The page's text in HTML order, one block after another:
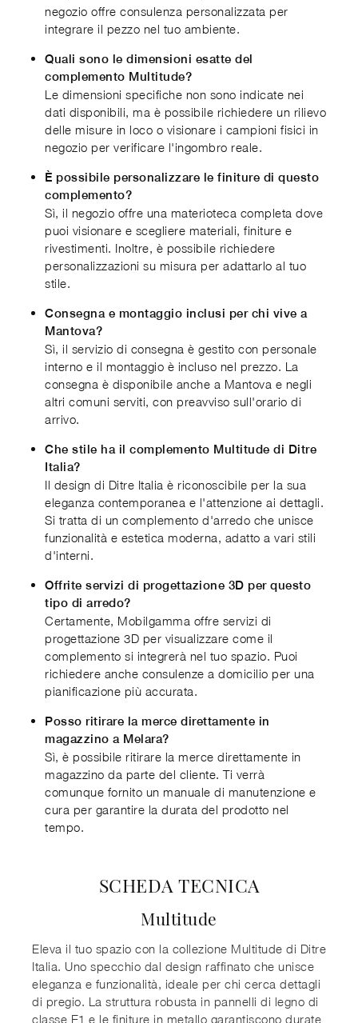
negozio offre consulenza personalizzata per
integrare il pezzo nel tuo ambiente.
Quali sono le dimensioni esatte del
complemento Multitude?
Le dimensioni specifiche non sono indicate nei
dati disponibili, ma è possibile richiedere un rilievo
delle misure in loco o visionare i campioni fisici in
negozio per verificare l'ingombro reale.
È possibile personalizzare le finiture di questo
complemento?
Sì, il negozio offre una materioteca completa dove
puoi visionare e scegliere materiali, finiture e
rivestimenti. Inoltre, è possibile richiedere
personalizzazioni su misura per adattarlo al tuo
stile.
Consegna e montaggio inclusi per chi vive a
Mantova?
Sì, il servizio di consegna è gestito con personale
interno e il montaggio è incluso nel prezzo. La
consegna è disponibile anche a Mantova e negli
altri comuni serviti, con preavviso sull'orario di
arrivo.
Che stile ha il complemento Multitude di Ditre
Italia?
Il design di Ditre Italia è riconoscibile per la sua
eleganza contemporanea e l'attenzione ai dettagli.
Si tratta di un complemento d'arredo che unisce
funzionalità e estetica moderna, adatto a vari stili
d'interni.
Offrite servizi di progettazione 3D per questo
tipo di arredo?
Certamente, Mobilgamma offre servizi di
progettazione 3D per visualizzare come il
complemento si integrerà nel tuo spazio. Puoi
richiedere anche consulenze a domicilio per una
pianificazione più accurata.
Posso ritirare la merce direttamente in
magazzino a Melara?
Sì, è possibile ritirare la merce direttamente in
magazzino da parte del cliente. Ti verrà
comunque fornito un manuale di manutenzione e
cura per garantire la durata del prodotto nel
tempo.
SCHEDA TECNICA
Multitude
Eleva il tuo spazio con la collezione Multitude di Ditre
Italia. Uno specchio dal design raffinato che unisce
eleganza e funzionalità, ideale per chi cerca dettagli
di pregio. La struttura robusta in pannelli di legno di
classe E1 e le finiture in metallo garantiscono durate